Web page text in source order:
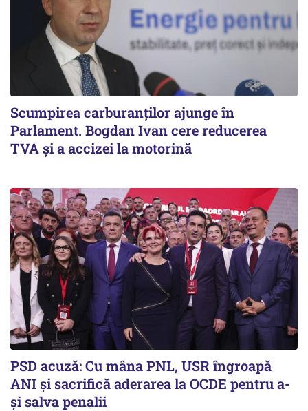
Scumpirea carburanților ajunge în
Parlament. Bogdan Ivan cere reducerea
TVA și a accizei la motorină
PSD acuză: Cu mâna PNL, USR îngroapă
ANI și sacrifică aderarea la OCDE pentru a-
și salva penalii